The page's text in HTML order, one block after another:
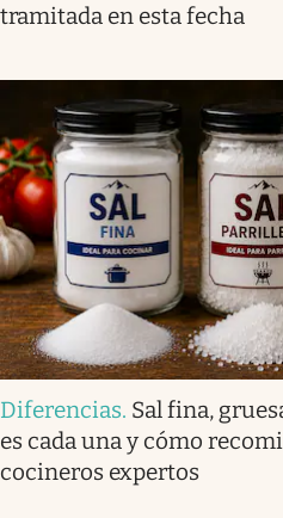
tramitada en esta fecha
Diferencias. Sal fina,
es cada una y cómo
cocineros expertos